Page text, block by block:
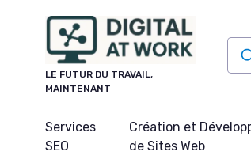
LE FUTUR DU TRAVAIL,
MAINTENANT
Services
SEO
Création et
de Sites Web